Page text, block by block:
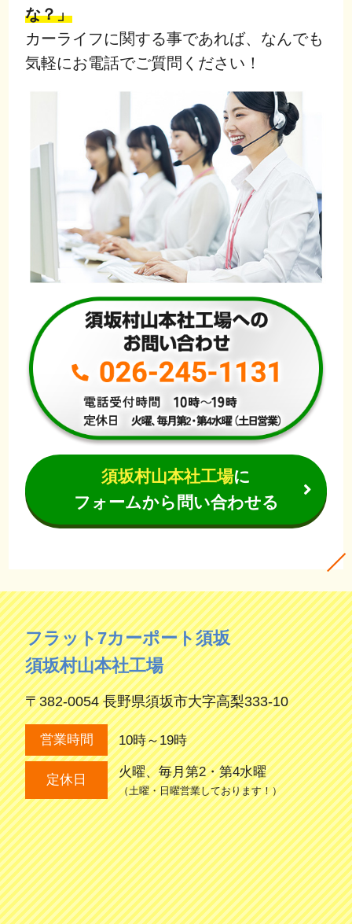
な？」
カーライフに関する事であれば、なんでも
気軽にお電話でご質問ください！
須坂村山本社工場に
フォームから問い合わせる
フラット7カーポート須坂
須坂村山本社工場
〒382-0054 長野県須坂市大字高梨333-10
営業時間 10時～19時
定休日
火曜、毎月第2・第4水曜
（土曜・日曜営業しております！）